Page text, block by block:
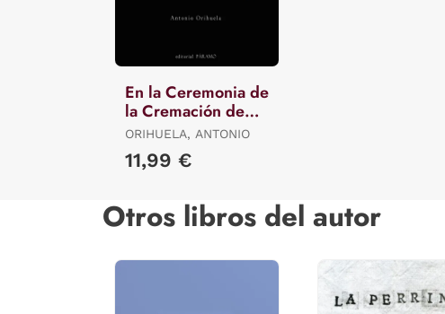
En la Ceremonia de
la Cremación de
Antonio Orihuela
ORIHUELA, ANTONIO
11,99 €
Otros libros del autor